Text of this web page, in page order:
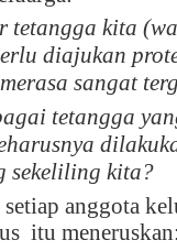
tetangga kita
diajukan
sangat
tetangga
sekeliling kita?
anggota
itu